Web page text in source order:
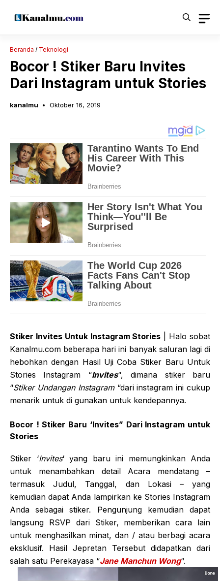
Beranda / Teknologi
Bocor ! Stiker Baru Invites
Dari Instagram untuk Stories
kanalmu Oktober 16, 2019
Stiker Invites Untuk Instagram Stories | Halo sobat
Kanalmu.com beberapa hari ini banyak saluran lagi di
hebohkan dengan Hasil Uji Coba Stiker Baru Untuk
Stories Instagram “Invites“, dimana stiker baru
“Stiker Undangan Instagram“dari instagram ini cukup
menarik untuk di gunakan untuk kendepannya.
Bocor ! Stiker Baru ‘Invites” Dari Instagram untuk
Stories
Stiker ‘Invites‘ yang baru ini memungkinkan Anda
untuk menambahkan detail Acara mendatang –
termasuk Judul, Tanggal, dan Lokasi – yang
kemudian dapat Anda lampirkan ke Stories Instagram
Anda sebagai stiker. Pengunjung kemudian dapat
langsung RSVP dari Stiker, memberikan cara lain
untuk menghasilkan minat, dan / atau berbagi acara
eksklusif. Hasil Jepretan Tersebut didapatkan dari
salah satu Perekayasa “Jane Manchun Wong“.